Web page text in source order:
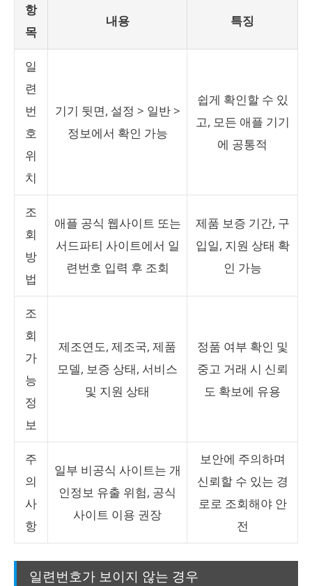
항
목
내용 특징
일
련
번
호
위
치
기기 뒷면, 설정 > 일반 >
정보에서 확인 가능
쉽게 확인할 수 있
고, 모든 애플 기기
에 공통적
조
회
방
법
애플 공식 웹사이트 또는
서드파티 사이트에서 일
련번호 입력 후 조회
제품 보증 기간, 구
입일, 지원 상태 확
인 가능
조
회
가
능
정
보
제조연도, 제조국, 제품
모델, 보증 상태, 서비스
및 지원 상태
정품 여부 확인 및
중고 거래 시 신뢰
도 확보에 유용
주
의
사
항
일부 비공식 사이트는 개
인정보 유출 위험, 공식
사이트 이용 권장
보안에 주의하며
신뢰할 수 있는 경
로로 조회해야 안
전
일련번호가 보이지 않는 경우